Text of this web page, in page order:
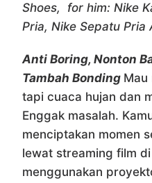
Shoes, for him: Nike
Pria, Nike Sepatu Pria
Anti Boring, Nonton
Tambah Bonding Mau
tapi cuaca hujan dan
Enggak masalah.
menciptakan momen
lewat streaming film
menggunakan